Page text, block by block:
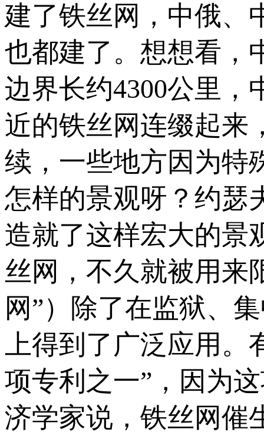
建了铁丝网，中俄、
也都建了。想想看，
边界长约4300公里
近的铁丝网连缀起来
续，一些地方因为特
怎样的景观呀？约瑟
造就了这样宏大的景
丝网，不久就被用来
网”）除了在监狱、
上得到了广泛应用。
项专利之一”，因为
济学家说，铁丝网催